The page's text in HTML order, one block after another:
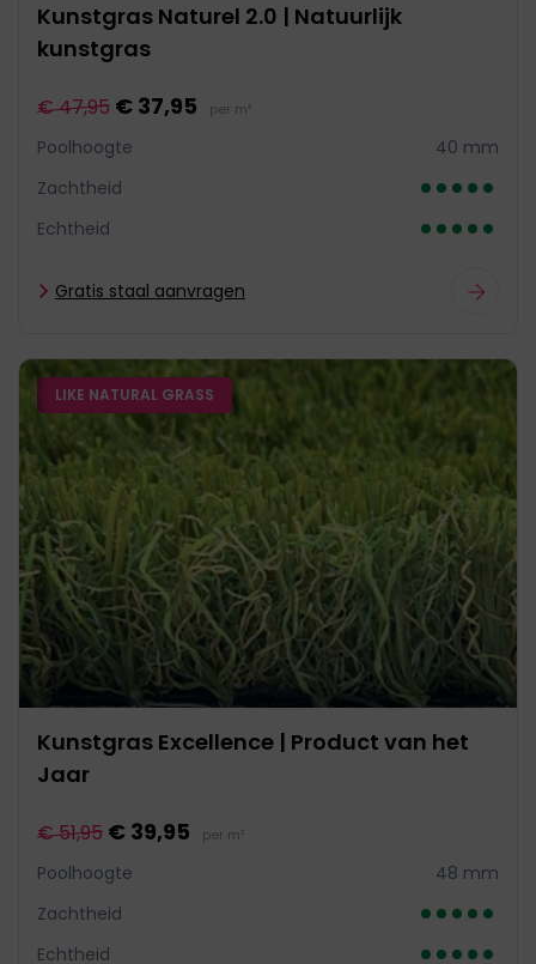
Kunstgras Naturel 2.0 | Natuurlijk
kunstgras
€ 47,95 € 37,95 per m²
Poolhoogte
40 mm
Zachtheid
Echtheid
Gratis staal aanvragen
LIKE NATURAL GRASS
Kunstgras Excellence | Product van het
Jaar
€ 51,95 € 39,95 per m²
Poolhoogte
48 mm
Zachtheid
Echtheid